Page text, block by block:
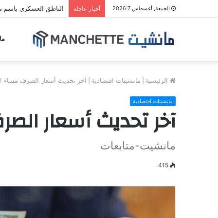
الجمعة, أغسطس 7 2026 أخبار عاجلة الناطق العسكري باسم
الرئيسية مانشيتات اقتصادية آخر تحديث أسعار الصرف مساء
مانشيتات اقتصادية
آخر تحديث أسعار
مانشيت-متابعات
415